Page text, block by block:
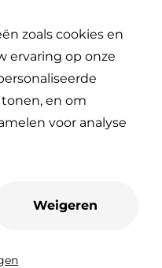
€0,00Plan je reparatie
zoals cookies en
ervaring op onze
en om
voor analyse
Weigeren